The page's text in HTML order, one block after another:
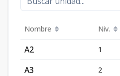
Nombre Niv.
A2 1
A3 2